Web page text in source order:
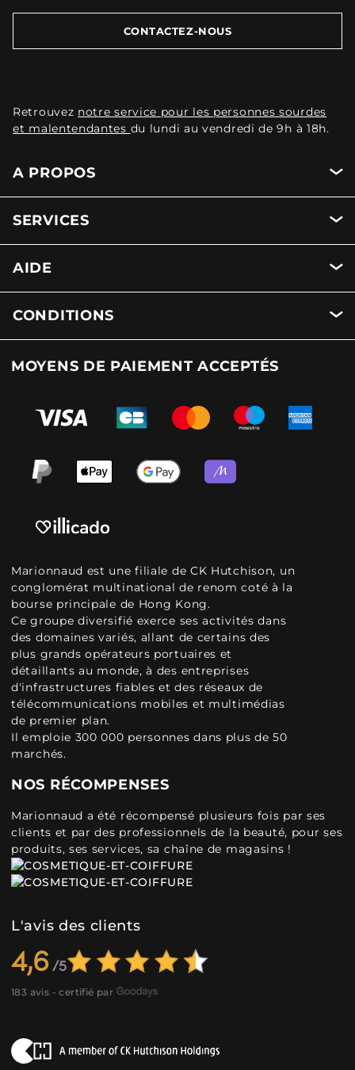
CONTACTEZ-NOUS
Retrouvez notre service pour les personnes sourdes
et malentendantes du lundi au vendredi de 9h à 18h.
A PROPOS
SERVICES
AIDE
CONDITIONS
MOYENS DE PAIEMENT ACCEPTÉS
Marionnaud est une filiale de CK Hutchison, un
conglomérat multinational de renom coté à la
bourse principale de Hong Kong.
Ce groupe diversifié exerce ses activités dans
des domaines variés, allant de certains des
plus grands opérateurs portuaires et
détaillants au monde, à des entreprises
d'infrastructures fiables et des réseaux de
télécommunications mobiles et multimédias
de premier plan.
Il emploie 300 000 personnes dans plus de 50
marchés.
NOS RÉCOMPENSES
Marionnaud a été récompensé plusieurs fois par ses
clients et par des professionnels de la beauté, pour ses
produits, ses services, sa chaîne de magasins !
L'avis des clients
4,6
183 avis - certifié par